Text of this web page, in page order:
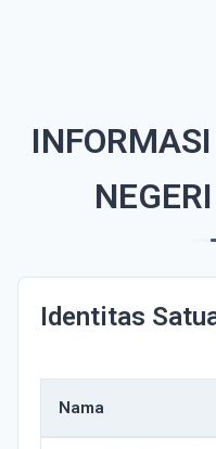
Identitas
Nama